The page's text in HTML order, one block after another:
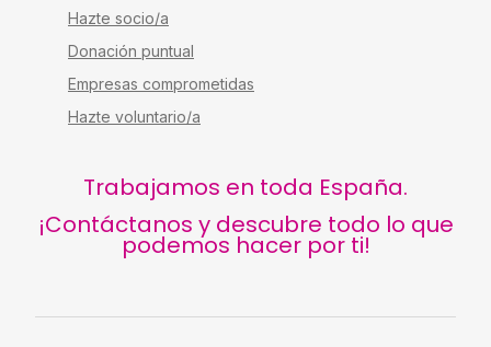
Hazte socio/a
Donación puntual
Empresas comprometidas
Hazte voluntario/a
Trabajamos en toda España.
¡Contáctanos y descubre todo lo que
podemos hacer por ti!